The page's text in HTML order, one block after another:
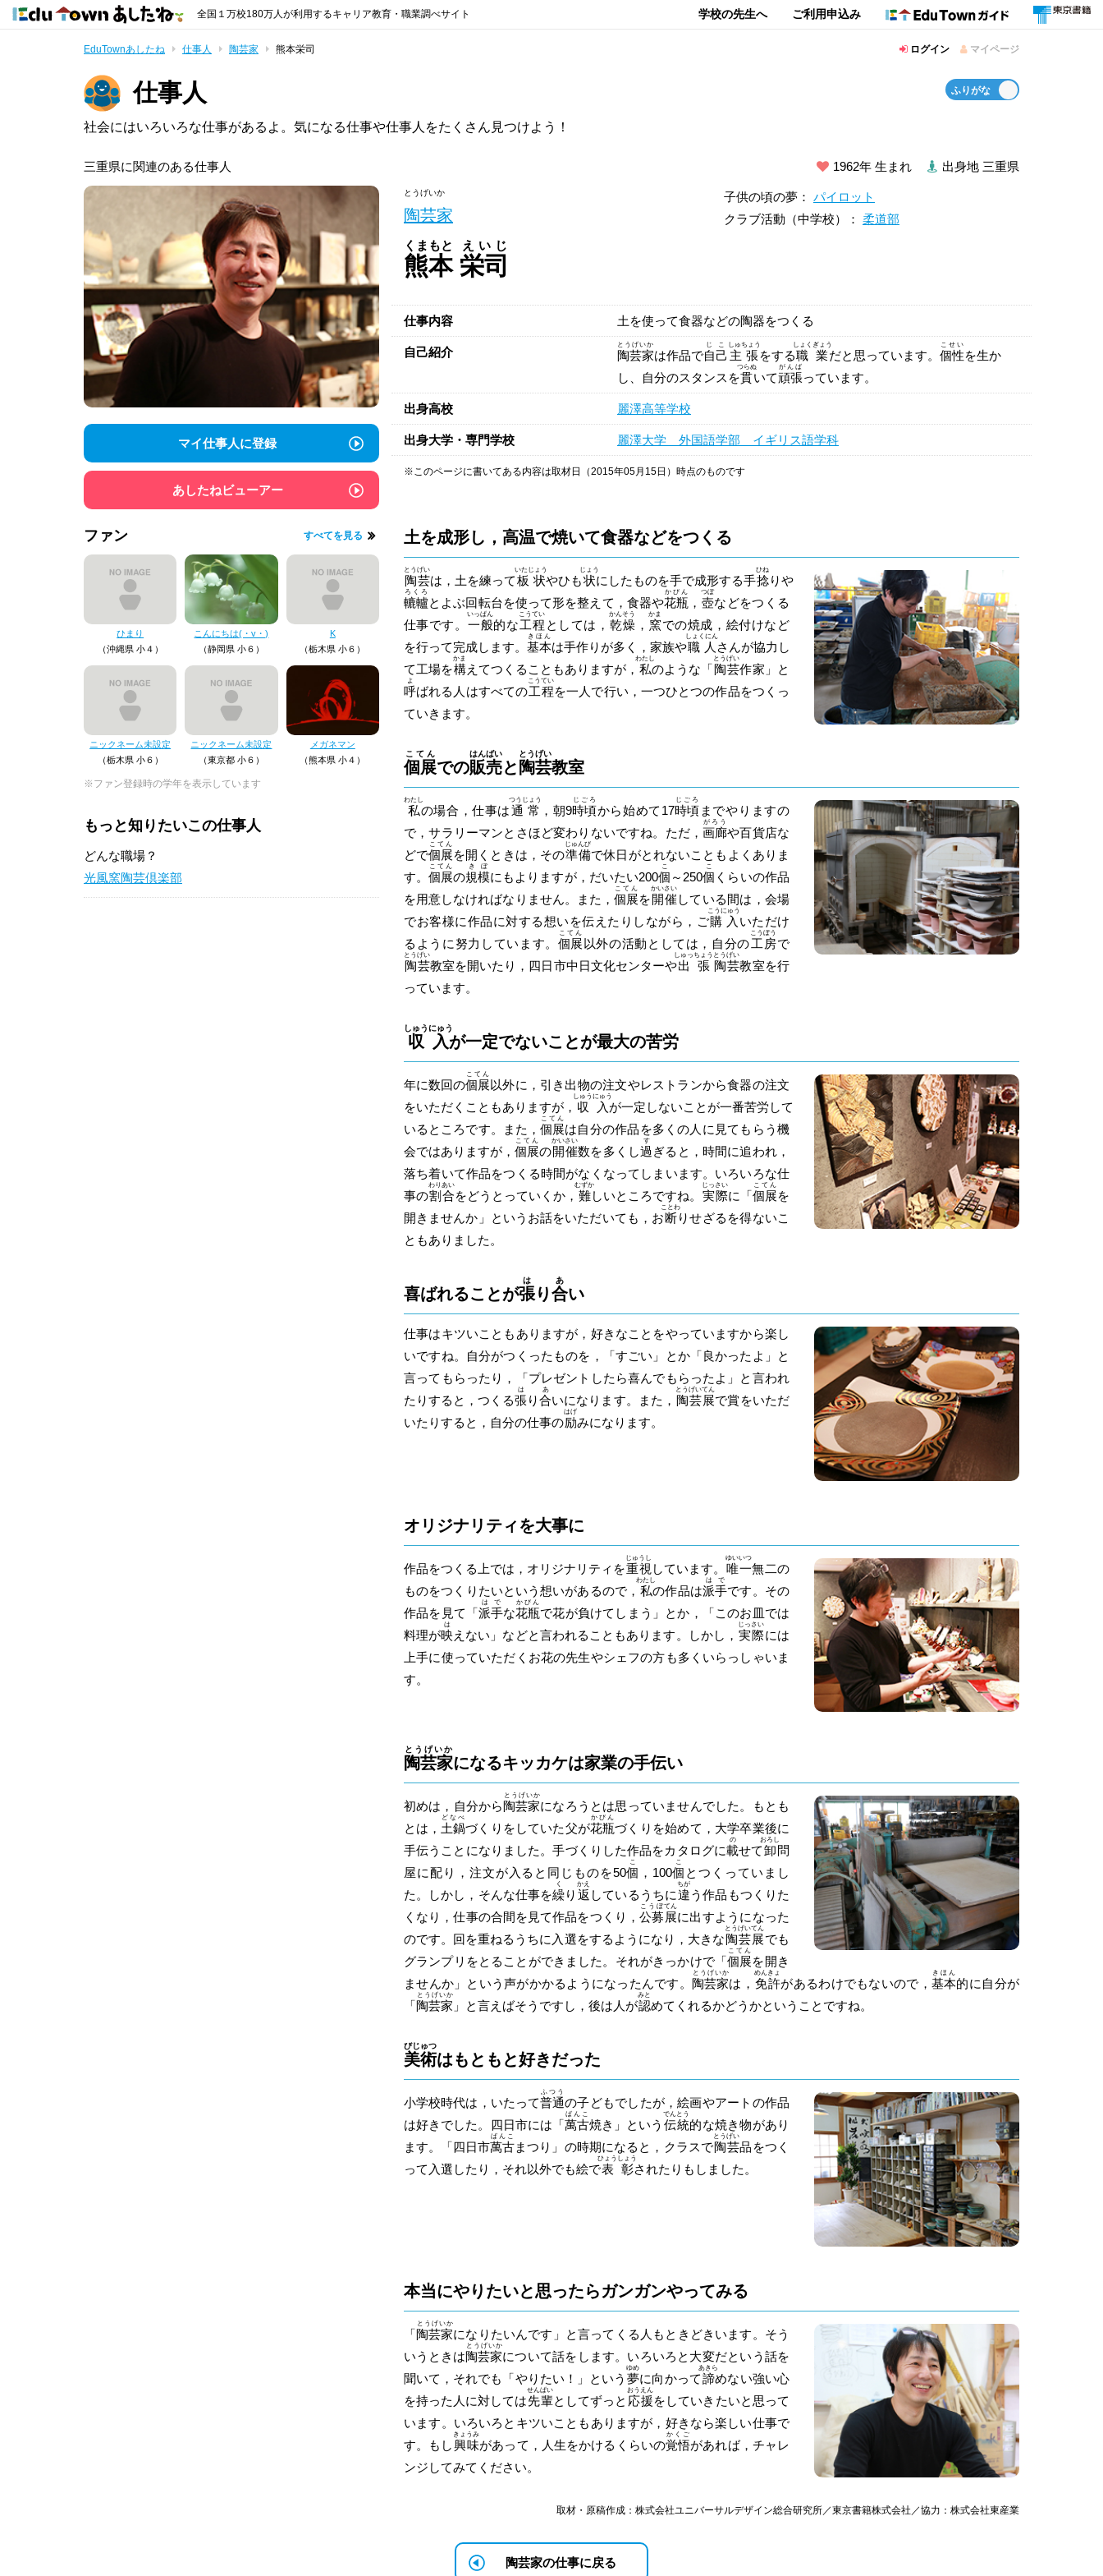
全国１万校180万人が利用するキャリア教育・職業調べサイト 学校の先生へ ご利用申込み
EduTownあしたね 仕事人 陶芸家 熊本栄司 ログイン マイページ
仕事人
社会にはいろいろな仕事があるよ。気になる仕事や仕事人をたくさん見つけよう！
三重県に関連のある仕事人 1962年 生まれ 出身地 三重県
マイ仕事人に登録
あしたねビューアー
とうげいか
陶芸家
熊本
くまもと
栄司
えいじ
子供の頃の夢： パイロット
クラブ活動（中学校）： 柔道部
仕事内容 土を使って食器などの陶器をつくる
自己紹介 陶芸家
とうげいか
は作品で自己
じこ
主張
しゅちょう
をする職業
しょくぎょう
だと思っています。 個性
こせい
を生か
し、自分のスタンスを貫
つらぬ
いて頑張
がんば
っています。
出身高校 麗澤高等学校
出身大学・専門学校 麗澤大学 外国語学部 イギリス語学科
※このページに書いてある内容は取材日（2015年05月15日）時点のものです
土を成形し，高温で焼いて食器などをつくる
陶芸
とうげい
は，土を練って板状
いたじょう
やひも状
じょう
にしたものを手で成形する手捻
ひね
りや
轆轤
ろくろ
とよぶ回転台を使って形を整えて，食器や花瓶
かびん
， 壺
つぼ
などをつくる
仕事です。 一般
いっぱん
的な工程
こうてい
としては， 乾燥
かんそう
， 窯
かま
での焼成，絵付けなど
を行って完成します。 基本
きほん
は手作りが多く，家族や職人
しょくにん
さんが協力し
て工場を構
かま
えてつくることもありますが， 私
わたし
のような「陶芸
とうげい
作家」と
呼
よ
ばれる人はすべての工程
こうてい
を一人で行い，一つひとつの作品をつくっ
ていきます。
個展
こてん
での販売
はんばい
と 陶芸
とうげい
教室
私
わたし
の場合，仕事は通常
つうじょう
，朝9時頃
じごろ
から始めて17時頃
じごろ
までやりますの
で，サラリーマンとさほど変わりないですね。ただ， 画廊
がろう
や百貨店な
どで個展
こてん
を開くときは，その準備
じゅんび
で休日がとれないこともよくありま
す。 個展
こてん
の規模
きぼ
にもよりますが，だいたい200個
こ
～250個
こ
くらいの作品
を用意しなければなりません。また， 個展
こてん
を開催
かいさい
している間は，会場
でお客様に作品に対する想いを伝えたりしながら，ご購入
こうにゅう
いただけ
るように努力しています。 個展
こてん
以外の活動としては，自分の工房
こうぼう
で
陶芸
とうげい
教室を開いたり，四日市中日文化センターや出張
しゅっちょう
陶芸
とうげい
教室を行
っています。
収入
しゅうにゅう
が一定でないことが最大の苦労
年に数回の個展
こてん
以外に，引き出物の注文やレストランから食器の注文
をいただくこともありますが， 収入
しゅうにゅう
が一定しないことが一番苦労して
いるところです。また， 個展
こてん
は自分の作品を多くの人に見てもらう機
会ではありますが， 個展
こてん
の開催
かいさい
数を多くし過
す
ぎると，時間に追われ，
落ち着いて作品をつくる時間がなくなってしまいます。いろいろな仕
事の割合
わりあい
をどうとっていくか， 難
むずか
しいところですね。 実際
じっさい
に「個展
こてん
を
開きませんか」というお話をいただいても，お断
ことわ
りせざるを得ないこ
ともありました。
喜ばれることが張
は
り合
あ
い
仕事はキツいこともありますが，好きなことをやっていますから楽し
いですね。自分がつくったものを，「すごい」とか「良かったよ」と
言ってもらったり，「プレゼントしたら喜んでもらったよ」と言われ
たりすると，つくる張
は
り合
あ
いになります。また， 陶芸
とうげい
展
てん
で賞をいただ
いたりすると，自分の仕事の励
はげ
みになります。
オリジナリティを大事に
作品をつくる上では，オリジナリティを重視
じゅうし
しています。 唯一
ゆいいつ
無二の
ものをつくりたいという想いがあるので， 私
わたし
の作品は派手
はで
です。その
作品を見て「派手
はで
な花瓶
かびん
で花が負けてしまう」とか，「このお皿では
料理が映
は
えない」などと言われることもあります。しかし， 実際
じっさい
には
上手に使っていただくお花の先生やシェフの方も多くいらっしゃいま
す。
陶芸家
とうげいか
になるキッカケは家業の手伝い
初めは，自分から陶芸家
とうげいか
になろうとは思っていませんでした。もとも
とは， 土鍋
どなべ
づくりをしていた父が花瓶
かびん
づくりを始めて，大学卒業後に
手伝うことになりました。手づくりした作品をカタログに載
の
せて卸
おろし
問
屋に配り，注文が入ると同じものを50個
こ
，100個
こ
とつくっていまし
た。しかし，そんな仕事を繰
く
り 返
かえ
しているうちに違
ちが
う作品もつくりた
くなり，仕事の合間を見て作品をつくり， 公募
こうぼ
展
てん
に出すようになった
のです。回を重ねるうちに入選をするようになり，大きな陶芸
とうげい
展
てん
でも
グランプリをとることができました。それがきっかけで「個展
こてん
を開き
ませんか」という声がかかるようになったんです。 陶芸家
とうげいか
は， 免許
めんきょ
があるわけでもないので， 基本
きほん
的に自分が
「陶芸家
とうげいか
」と言えばそうですし，後は人が認
みと
めてくれるかどうかということですね。
美術
びじゅつ
はもともと好きだった
小学校時代は，いたって普通
ふつう
の子どもでしたが，絵画やアートの作品
は好きでした。四日市には「萬古
ばんこ
焼き」という 伝統
でんとう
的な焼き物があり
ます。「四日市萬古
ばんこ
まつり」の時期になると，クラスで陶芸
とうげい
品をつく
って入選したり，それ以外でも絵で表彰
ひょうしょう
されたりもしました。
本当にやりたいと思ったらガンガンやってみる
「陶芸家
とうげいか
になりたいんです」と言ってくる人もときどきいます。そう
いうときは陶芸家
とうげいか
について話をします。いろいろと大変だという話を
聞いて，それでも「やりたい！」という 夢
ゆめ
に向かって諦
あきら
めない強い心
を持った人に対しては先輩
せんぱい
としてずっと 応援
おうえん
をしていきたいと思って
います。いろいろとキツいこともありますが，好きなら楽しい仕事で
す。もし興味
きょうみ
があって，人生をかけるくらいの覚悟
かくご
があれば，チャレ
ンジしてみてください。
ファン すべてを見る
ひまり
（沖縄県 小４）
こんにちは(・v・)
（静岡県 小６）
K
（栃木県 小６）
ニックネーム未設定
（栃木県 小６）
ニックネーム未設定
（東京都 小６）
メガネマン
（熊本県 小４）
※ファン登録時の学年を表示しています
もっと知りたいこの仕事人
どんな職場？
光風窯陶芸倶楽部
取材・原稿作成：株式会社ユニバーサルデザイン総合研究所／東京書籍株式会社／協力：株式会社東産業
陶芸家の仕事に戻る